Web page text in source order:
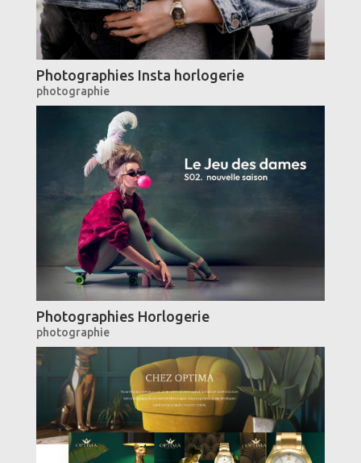
Photographies Insta horlogerie
photographie
Photographies Horlogerie
photographie